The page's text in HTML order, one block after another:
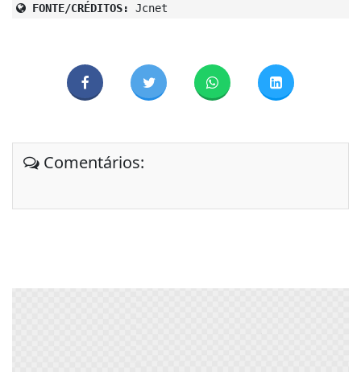
FONTE/CRÉDITOS: Jcnet
Comentários: